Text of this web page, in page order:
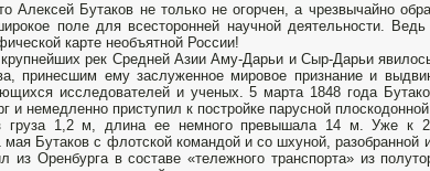
Алексей Бутаков не только не огорчен, а чрезвычайно
поле для всесторонней научной деятельности.
карте необъятной России!
рек Средней Азии Аму-Дарьи и Сыр-Дарьи
принесшим ему заслуженное мировое признание и
исследователей и ученых. 5 марта 1848 года
и немедленно приступил к постройке парусной
груза 1,2 м, длина ее немного превышала 14 м. Уже к
Бутаков с флотской командой и со шхуной, разобранной
из Оренбурга в составе «тележного транспорта» из